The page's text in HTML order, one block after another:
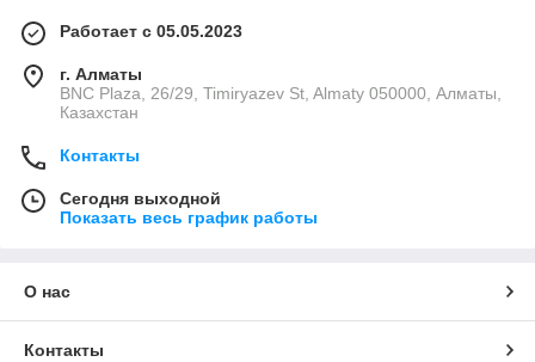
Работает с 05.05.2023
г. Алматы
BNC Plaza, 26/29, Timiryazev St, Almaty 050000, Алматы,
Казахстан
Контакты
Сегодня выходной
Показать весь график работы
О нас
Контакты